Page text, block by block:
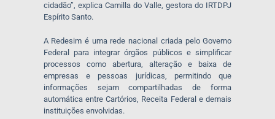
cidadão”, explica Camilla do Valle, gestora do IRTDPJ
Espírito Santo.
A Redesim é uma rede nacional criada pelo Governo
Federal para integrar órgãos públicos e simplificar
processos como abertura, alteração e baixa de
empresas e pessoas jurídicas, permitindo que
informações sejam compartilhadas de forma
automática entre Cartórios, Receita Federal e demais
instituições envolvidas.